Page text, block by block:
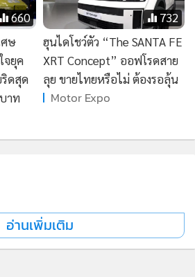
660
ศษ
จยุค
ดสุด
าท
732
ฮุนไดโชว์ตัว “The SANTA FE
XRT Concept” ออฟโรดสาย
ลุย ขายไทยหรือไม่ ต้องรอลุ้น
Motor Expo
อ่านเพิ่มเติม